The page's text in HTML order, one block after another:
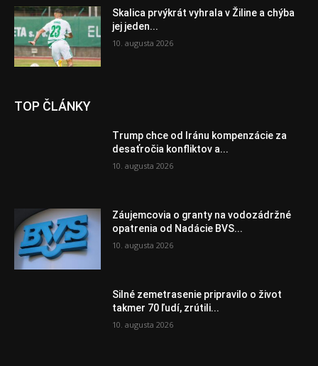
Skalica prvýkrát vyhrala v Žiline a chýba
jej jeden...
10. augusta 2026
TOP ČLÁNKY
Trump chce od Iránu kompenzácie za
desaťročia konfliktov a...
10. augusta 2026
Záujemcovia o granty na vodozádržné
opatrenia od Nadácie BVS...
10. augusta 2026
Silné zemetrasenie pripravilo o život
takmer 70 ľudí, zrútili...
10. augusta 2026